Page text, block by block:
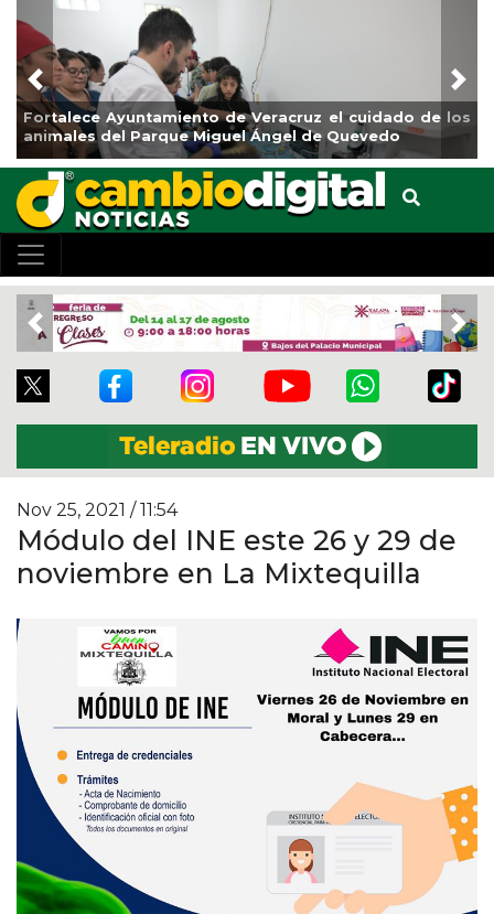
Fortalece Ayuntamiento de Veracruz el cuidado de los
animales del Parque Miguel Ángel de Quevedo
Previous
Previous
Nov 25, 2021 / 11:54
Módulo del INE este 26 y 29 de
noviembre en La Mixtequilla